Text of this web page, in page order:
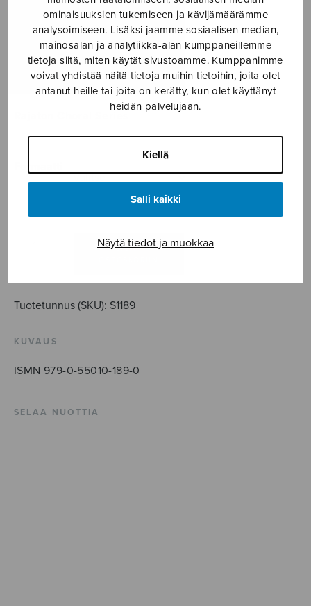
ominaisuuksien tukemiseen ja kävijämäärämme
analysoimiseen. Lisäksi jaamme sosiaalisen median,
mainosalan ja analytiikka-alan kumppaneillemme
tietoja siitä, miten käytät sivustoamme. Kumppanimme
voivat yhdistää näitä tietoja muihin tietoihin, joita olet
antanut heille tai joita on kerätty, kun olet käyttänyt
heidän palvelujaan.
Kiellä
Salli kaikki
Näytä tiedot ja muokkaa
riemuitkaatte
Makaroff Mia
7,56€ – 7,80€Hintaluokka:
7,56€
määrä
LISÄÄ
Tuotetunnus (SKU): S1189
KUVAUS
ISMN 979-0-55010-189-0
SELAA NUOTTIA